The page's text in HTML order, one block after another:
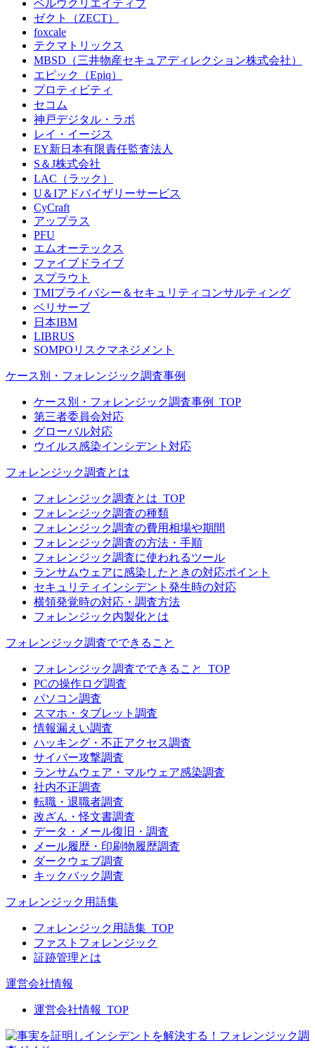
ベルウクリエイティブ
ゼクト（ZECT）
foxcale
テクマトリックス
MBSD（三井物産セキュアディレクション株式会社）
エピック（Epiq）
プロティビティ
セコム
神戸デジタル・ラボ
レイ・イージス
EY新日本有限責任監査法人
S＆J株式会社
LAC（ラック）
U＆Iアドバイザリーサービス
CyCraft
アップラス
PFU
エムオーテックス
ファイブドライブ
スプラウト
TMIプライバシー＆セキュリティコンサルティング
ベリサーブ
日本IBM
LIBRUS
SOMPOリスクマネジメント
ケース別・フォレンジック調査事例
ケース別・フォレンジック調査事例_TOP
第三者委員会対応
グローバル対応
ウイルス感染インシデント対応
フォレンジック調査とは
フォレンジック調査とは_TOP
フォレンジック調査の種類
フォレンジック調査の費用相場や期間
フォレンジック調査の方法・手順
フォレンジック調査に使われるツール
ランサムウェアに感染したときの対応ポイント
セキュリティインシデント発生時の対応
横領発覚時の対応・調査方法
フォレンジック内製化とは
フォレンジック調査でできること
フォレンジック調査でできること_TOP
PCの操作ログ調査
パソコン調査
スマホ・タブレット調査
情報漏えい調査
ハッキング・不正アクセス調査
サイバー攻撃調査
ランサムウェア・マルウェア感染調査
社内不正調査
転職・退職者調査
改ざん・怪文書調査
データ・メール復旧・調査
メール履歴・印刷物履歴調査
ダークウェブ調査
キックバック調査
フォレンジック用語集
フォレンジック用語集_TOP
ファストフォレンジック
証跡管理とは
運営会社情報
運営会社情報_TOP